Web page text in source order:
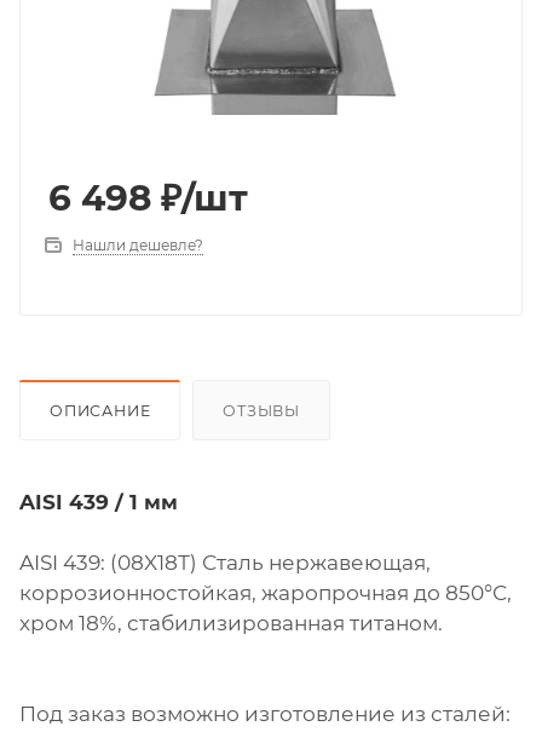
6 498 ₽/шт
Нашли дешевле?
ОПИСАНИЕ ОТЗЫВЫ
AISI 439 / 1 мм
AISI 439: (08X18Т) Сталь нержавеющая,
коррозионностойкая, жаропрочная до 850°С,
хром 18%, стабилизированная титаном.
Под заказ возможно изготовление из сталей: